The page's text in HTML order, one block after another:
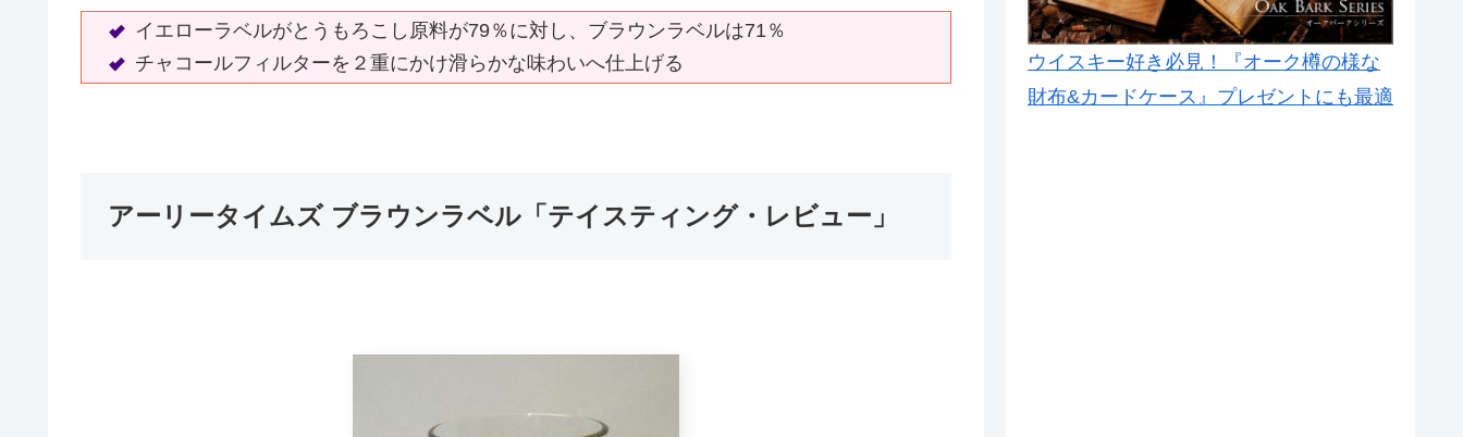
イエローラベルがとうもろこし原料が79％に対し、ブラウンラベルは71％
チャコールフィルターを２重にかけ滑らかな味わいへ仕上げる
アーリータイムズ ブラウンラベル「テイスティング・レビュー」
ウイスキー好き必見！『オーク樽の様な
財布&カードケース』プレゼントにも最適